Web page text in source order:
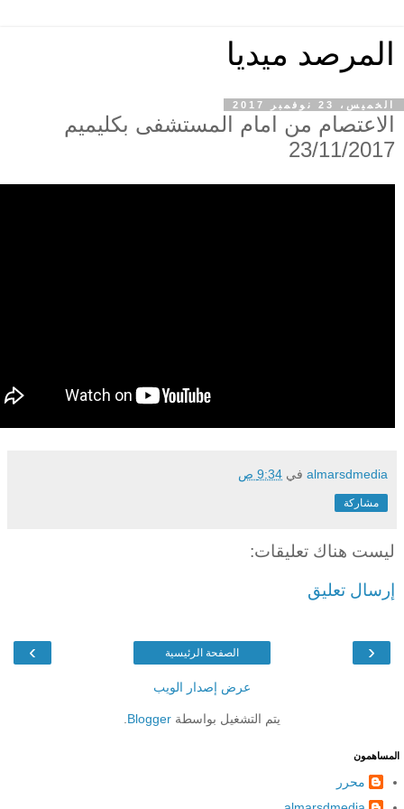
المرصد ميديا
الخميس، 23 نوفمبر 2017
الاعتصام من امام المستشفى بكليميم
23/11/2017
almarsdmedia في 9:34 ص
مشاركة
ليست هناك تعليقات:
إرسال تعليق
‹
› الصفحة الرئيسية
عرض إصدار الويب
يتم التشغيل بواسطة Blogger
المساهمون
محرر